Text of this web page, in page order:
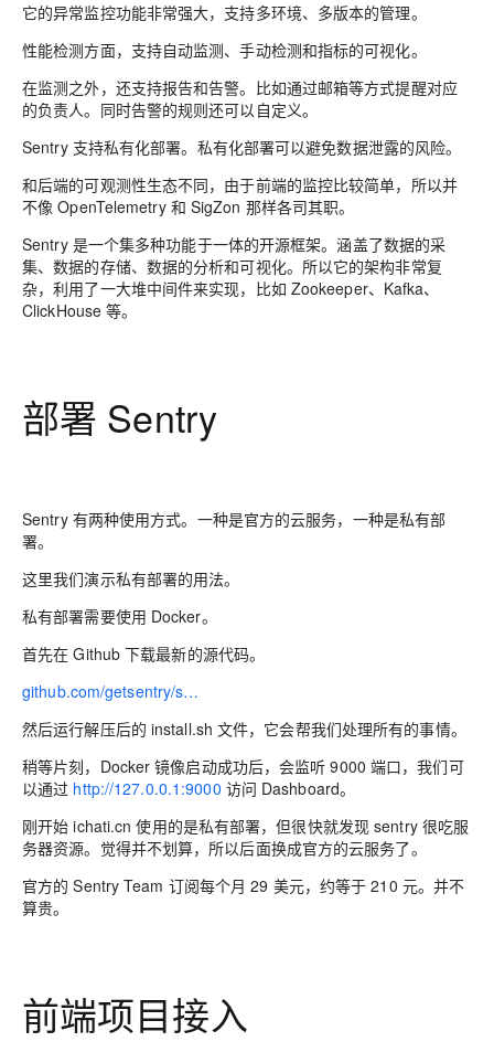
它的异常监控功能非常强大，支持多环境、多版本的管理。
性能检测方面，支持自动监测、手动检测和指标的可视化。
在监测之外，还支持报告和告警。比如通过邮箱等方式提醒对应
的负责人。同时告警的规则还可以自定义。
Sentry 支持私有化部署。私有化部署可以避免数据泄露的风险。
和后端的可观测性生态不同，由于前端的监控比较简单，所以并
不像 OpenTelemetry 和 SigZon 那样各司其职。
Sentry 是一个集多种功能于一体的开源框架。涵盖了数据的采
集、数据的存储、数据的分析和可视化。所以它的架构非常复
杂，利用了一大堆中间件来实现，比如 Zookeeper、Kafka、
ClickHouse 等。
部署 Sentry
Sentry 有两种使用方式。一种是官方的云服务，一种是私有部
署。
这里我们演示私有部署的用法。
私有部署需要使用 Docker。
首先在 Github 下载最新的源代码。
github.com/getsentry/s…
然后运行解压后的 install.sh 文件，它会帮我们处理所有的事情。
稍等片刻，Docker 镜像启动成功后，会监听 9000 端口，我们可
以通过 http://127.0.0.1:9000 访问 Dashboard。
刚开始 ichati.cn 使用的是私有部署，但很快就发现 sentry 很吃服
务器资源。觉得并不划算，所以后面换成官方的云服务了。
官方的 Sentry Team 订阅每个月 29 美元，约等于 210 元。并不
算贵。
前端项目接入